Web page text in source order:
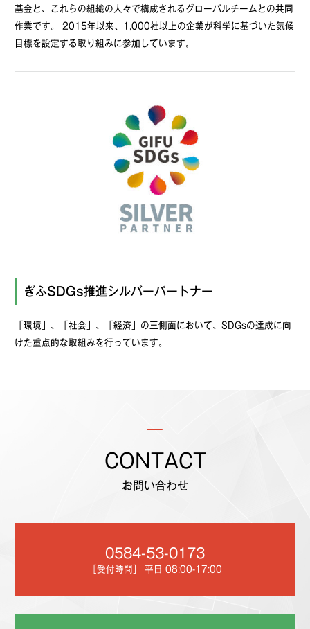
基金と、これらの組織の人々で構成されるグローバルチームとの共同
作業です。 2015年以来、1,000社以上の企業が科学に基づいた気候
目標を設定する取り組みに参加しています。
ぎふSDGs推進シルバーパートナー
「環境」、「社会」、「経済」の三側面において、SDGsの達成に向
けた重点的な取組みを行っています。
CONTACT
お問い合わせ
0584-53-0173
［受付時間］ 平日 08:00-17:00